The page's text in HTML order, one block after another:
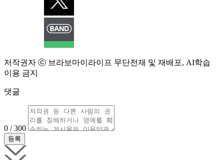
저작권자 ⓒ 브라보마이라이프 무단전재 및 재배포, AI학습
이용 금지
댓글
0 / 300